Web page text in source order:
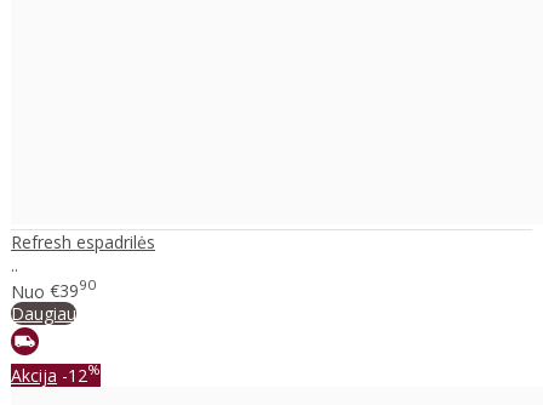
Refresh espadrilės
..
Nuo €3990
Daugiau
Akcija -12%